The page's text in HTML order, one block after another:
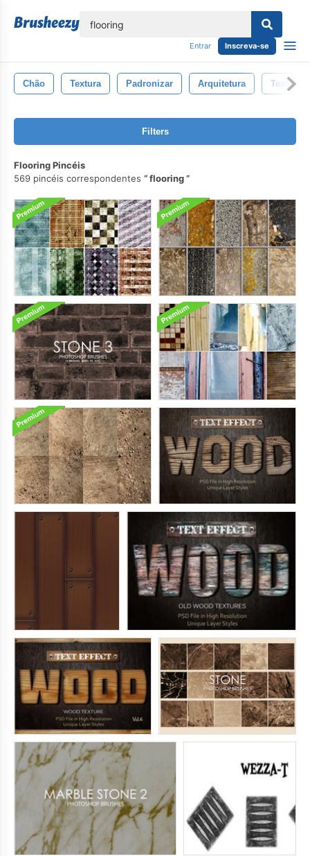
Entrar Inscreva-se
Chão Textura Padronizar Arquitetura
Filters
Flooring Pincéis
569 pincéis correspondentes
flooring